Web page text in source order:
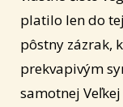
platilo len do
pôstny zázrak,
prekvapivým
samotnej